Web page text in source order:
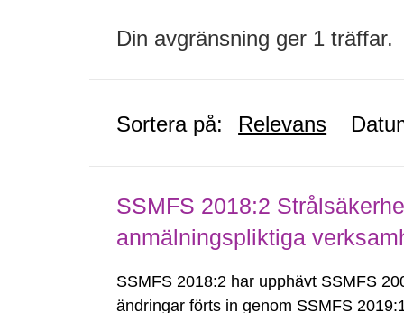
Din avgränsning ger 1 träffar.
Sortera på: Relevans
SSMFS 2018:2
anmälningspliktiga
SSMFS 2018:2 har upphävt SSMFS
ändringar förts in genom SSMFS